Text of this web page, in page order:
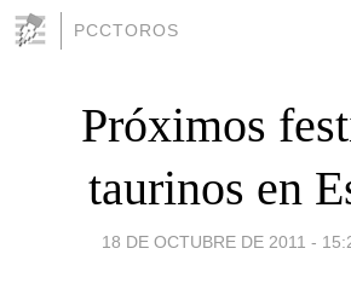
PCCTOROS
Próximos
taurinos en
18 DE OCTUBRE DE 2011 -